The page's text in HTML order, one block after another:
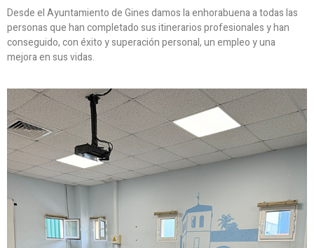
Desde el Ayuntamiento de Gines damos la enhorabuena a todas las
personas que han completado sus itinerarios profesionales y han
conseguido, con éxito y superación personal, un empleo y una
mejora en sus vidas.